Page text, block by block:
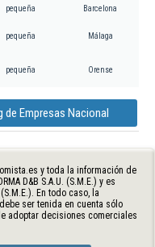
pequeña Barcelona
pequeña Málaga
pequeña Orense
de Empresas Nacional
y toda la información de
D&B S.A.U. (S.M.E.) y es
En todo caso, la
ser tenida en cuenta sólo
adoptar decisiones comerciales